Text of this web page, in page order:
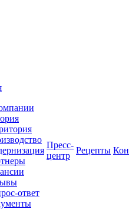
ответ
Пресс-
центр
Рецепты